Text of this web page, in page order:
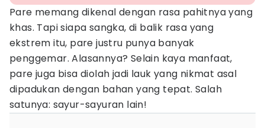
Pare memang dikenal dengan rasa pahitnya yang
khas. Tapi siapa sangka, di balik rasa yang
ekstrem itu, pare justru punya banyak
penggemar. Alasannya? Selain kaya manfaat,
pare juga bisa diolah jadi lauk yang nikmat asal
dipadukan dengan bahan yang tepat. Salah
satunya: sayur-sayuran lain!